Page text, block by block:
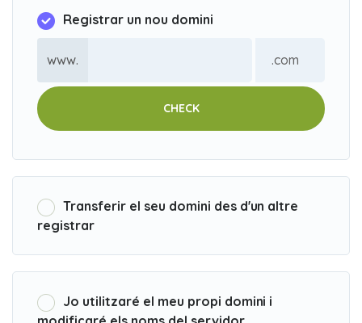
Registrar un nou domini
www.
CHECK
Transferir el seu domini des d'un altre
registrar
Jo utilitzaré el meu propi domini i